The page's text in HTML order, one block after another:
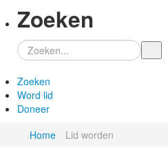
Zoeken
Zoeken
Zoeken
Word lid
Doneer
Home
Lid worden